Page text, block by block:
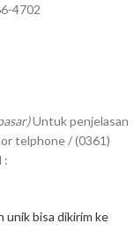
4702
Untuk penjelasan
telphone / (0361)
:
unik bisa dikirim ke